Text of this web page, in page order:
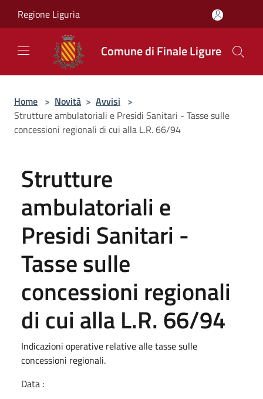
Regione Liguria
Comune di Finale Ligure
Home > Novità > Avvisi >
Strutture ambulatoriali e Presidi Sanitari - Tasse sulle
concessioni regionali di cui alla L.R. 66/94
Strutture
ambulatoriali e
Presidi Sanitari -
Tasse sulle
concessioni regionali
di cui alla L.R. 66/94
Indicazioni operative relative alle tasse sulle
concessioni regionali.
Data :